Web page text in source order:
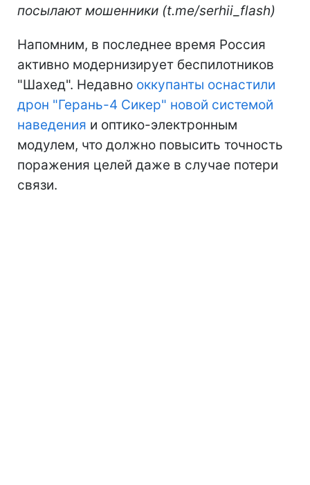
посылают мошенники (t.me/serhii_flash)
Напомним, в последнее время Россия
активно модернизирует беспилотников
"Шахед". Недавно оккупанты оснастили
дрон "Герань-4 Сикер" новой системой
наведения и оптико-электронным
модулем, что должно повысить точность
поражения целей даже в случае потери
связи.